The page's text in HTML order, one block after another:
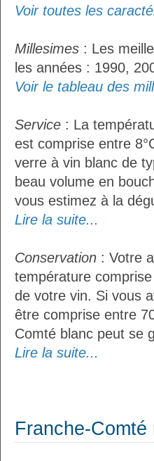
Voir toutes les
Millesimes : Les
les années : 1990,
Voir le tableau des
Service : La
est comprise entre
verre à vin blanc de
beau volume en
vous estimez à la
Lire la suite...
Conservation : Votre
température
de votre vin. Si vous
être comprise entre
Comté blanc peut se
Lire la suite...
Franche-Comté